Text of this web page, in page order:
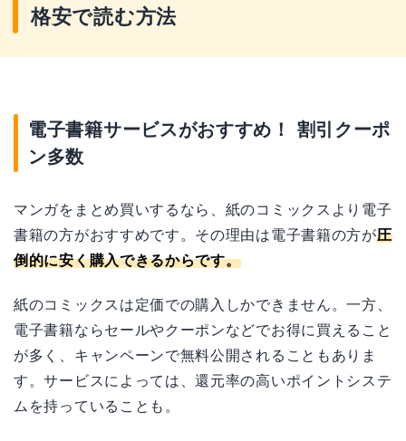
格安で読む方法
電子書籍サービスがおすすめ！ 割引クーポ
ン多数
マンガをまとめ買いするなら、紙のコミックスより電子
書籍の方がおすすめです。その理由は電子書籍の方が圧
倒的に安く購入できるからです。
紙のコミックスは定価での購入しかできません。一方、
電子書籍ならセールやクーポンなどでお得に買えること
が多く、キャンペーンで無料公開されることもありま
す。サービスによっては、還元率の高いポイントシステ
ムを持っていることも。